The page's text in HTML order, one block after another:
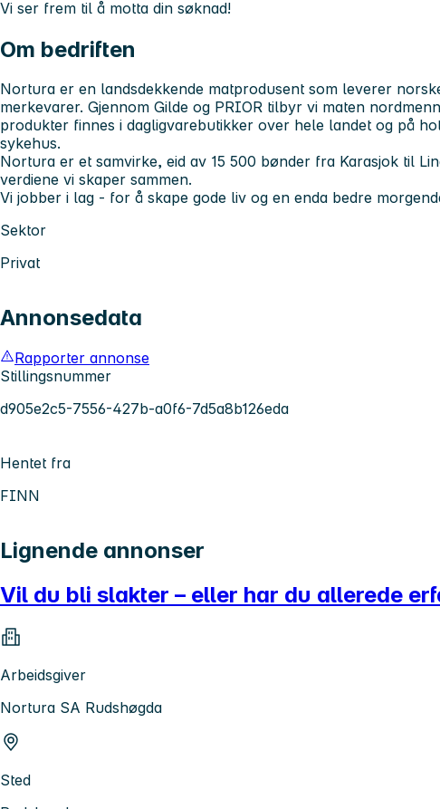
Vi ser frem til å motta din søknad!
Om bedriften
Nortura er en landsdekkende matprodusent som leverer
merkevarer. Gjennom Gilde og PRIOR tilbyr vi maten
produkter finnes i dagligvarebutikker over hele landet og på
sykehus.
Nortura er et samvirke, eid av 15 500 bønder fra Karasjok til
verdiene vi skaper sammen.
Vi jobber i lag - for å skape gode liv og en enda bedre
Sektor
Privat
Annonsedata
Rapporter annonse
Stillingsnummer
d905e2c5-7556-427b-a0f6-7d5a8b126eda
Hentet fra
FINN
Lignende annonser
Vil du bli slakter – eller har du allerede
Arbeidsgiver
Nortura SA Rudshøgda
Sted